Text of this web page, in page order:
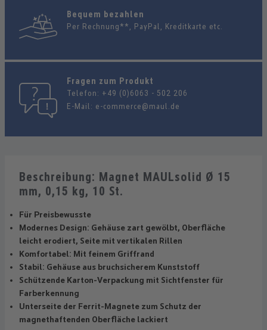
Bequem bezahlen
Per Rechnung**, PayPal, Kreditkarte etc.
Fragen zum Produkt
Telefon: +49 (0)6063 - 502 206
E-Mail: e-commerce@maul.de
Beschreibung: Magnet MAULsolid Ø 15
mm, 0,15 kg, 10 St.
Für Preisbewusste
Modernes Design: Gehäuse zart gewölbt, Oberfläche
leicht erodiert, Seite mit vertikalen Rillen
Komfortabel: Mit feinem Griffrand
Stabil: Gehäuse aus bruchsicherem Kunststoff
Schützende Karton-Verpackung mit Sichtfenster für
Farberkennung
Unterseite der Ferrit-Magnete zum Schutz der
magnethaftenden Oberfläche lackiert